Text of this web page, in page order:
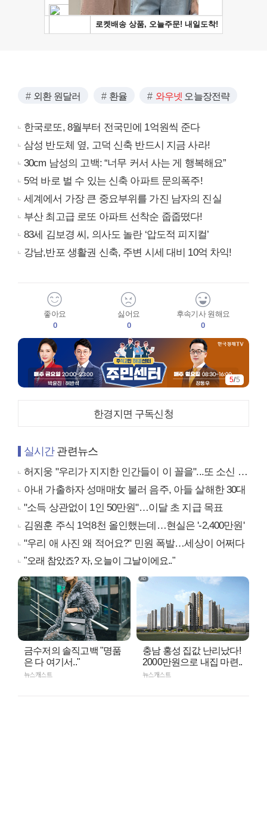
외환 원달러 환율 와우넷 오늘장전략
한국로또, 8월부터 전국민에 1억원씩 준다
삼성 반도체 옆, 고덕 신축 반드시 지금 사라!
30cm 남성의 고백: “너무 커서 사는 게 행복해요”
5억 바로 벌 수 있는 신축 아파트 문의폭주!
세계에서 가장 큰 중요부위를 가진 남자의 진실
부산 최고급 로또 아파트 선착순 줍줍떴다!
83세 김보경 씨, 의사도 놀란 ‘압도적 피지컬’
강남,반포 생활권 신축, 주변 시세 대비 10억 차익!
좋아요
0
싫어요
0
후속기사 원해요
0
5/5
한경지면 구독신청
실시간관련뉴스
허지웅 "우리가 지지한 인간들이 이 꼴을"...또 소신 발언
아내 가출하자 성매매女 불러 음주, 아들 살해한 30대
"소득 상관없이 1인 50만원"…이달 초 지급 목표
김원훈 주식 1억8천 올인했는데…현실은 '-2,400만원'
"우리 애 사진 왜 적어요?" 민원 폭발…세상이 어쩌다
"오래 참았죠? 자, 오늘이 그날이에요.."
금수저의 솔직고백 "명품
은 다 여기서.."
뉴스캐스트
충남 홍성 집값 난리났다!
2000만원으로 내집 마련..
뉴스캐스트